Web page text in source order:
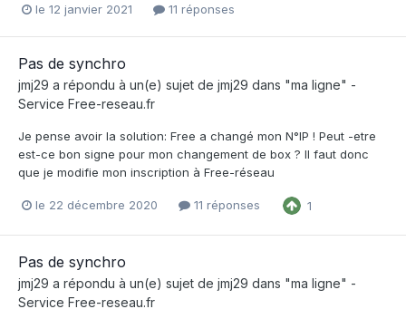
le 12 janvier 2021 11 réponses
Pas de synchro
jmj29 a répondu à un(e) sujet de jmj29 dans "ma ligne" -
Service Free-reseau.fr
Je pense avoir la solution: Free a changé mon N°IP ! Peut -etre
est-ce bon signe pour mon changement de box ? Il faut donc
que je modifie mon inscription à Free-réseau
le 22 décembre 2020 11 réponses 1
Pas de synchro
jmj29 a répondu à un(e) sujet de jmj29 dans "ma ligne" -
Service Free-reseau.fr